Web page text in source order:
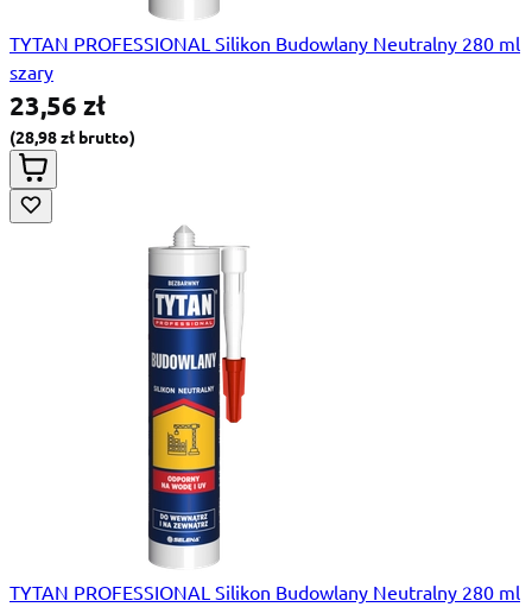
TYTAN PROFESSIONAL Silikon Budowlany Neutralny 280 ml
szary
Special Price
28,98 zł
23,56 zł
TYTAN PROFESSIONAL Silikon Budowlany Neutralny 280 ml